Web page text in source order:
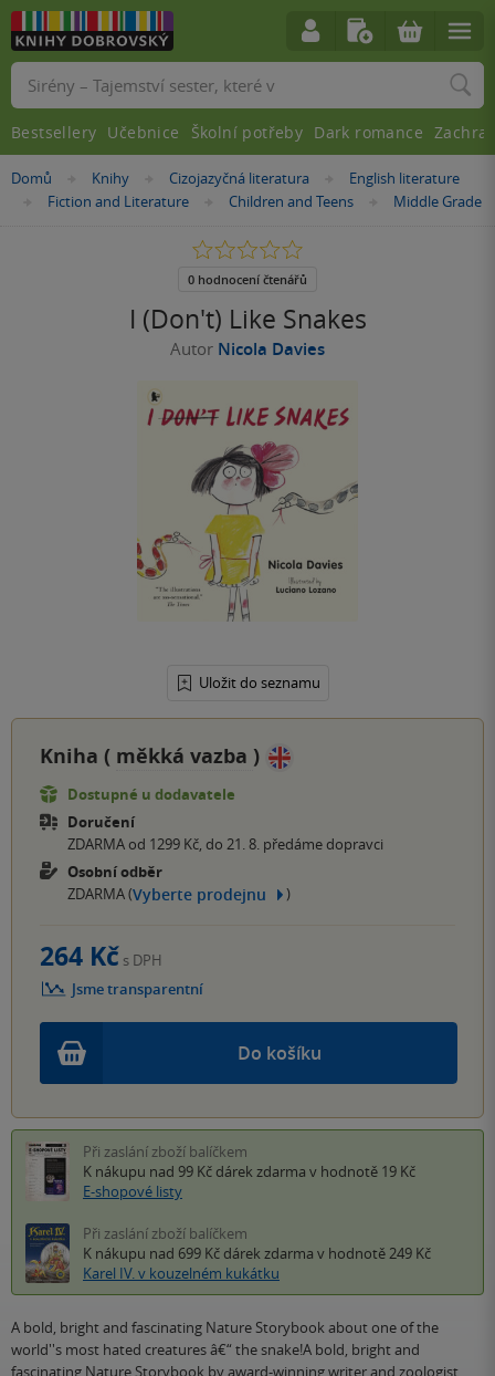
Nacházíte
Domů »Knihy »Cizojazyčná literatura »English literature
»Fiction and Literature »
Children and Teens »
Middle Grade
I (Don't) Like Snakes
Autor Nicola Davies
Uložit do seznamu
0.0
5
0 hodnocení čtenářů
Kniha ( měkká vazba )
Dostupné u dodavatele
Doručení
ZDARMA od 1299 Kč, do 21. 8. předáme dopravci
Osobní odběr
ZDARMA (Vyberte prodejnu )
Do košíku
264 Kč s DPH
Jsme transparentní
Při zaslání zboží balíčkem
K nákupu nad 99 Kč dárek zdarma v hodnotě 19 Kč
E-shopové listy
Při zaslání zboží balíčkem
K nákupu nad 699 Kč dárek zdarma v hodnotě 249 Kč
Karel IV. v kouzelném kukátku
A bold, bright and fascinating Nature Storybook about one of the
world''s most hated creatures â€“ the snake!A bold, bright and
fascinating Nature Storybook by award-winning writer and zoologist
Vyhledávání
Bestsellery Učebnice Školní potřeby Dark romance